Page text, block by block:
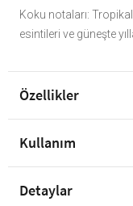
Koku notaları:
esintileri ve güneşte
Özellikler
Kullanım
Detaylar